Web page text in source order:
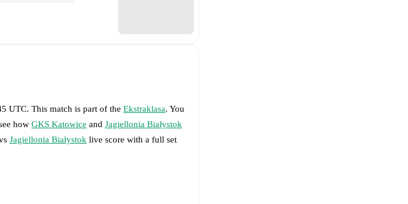
UTC. This match is part of the Ekstraklasa. You
how GKS Katowice and Jagiellonia Białystok
Jagiellonia Białystok live score with a full set